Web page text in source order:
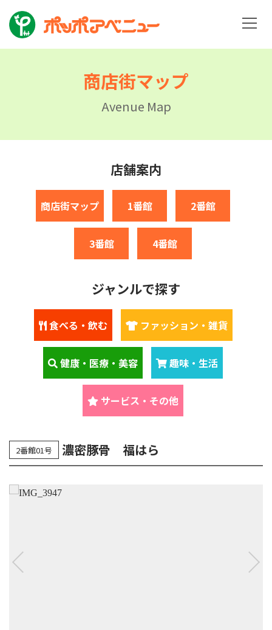
商店街マップ
Avenue Map
店舗案内
商店街マップ 1番館 2番館
3番館 4番館
ジャンルで探す
食べる・飲む ファッション・雑貨
健康・医療・美容 趣味・生活
サービス・その他
2番館01号 濃密豚骨 福はら